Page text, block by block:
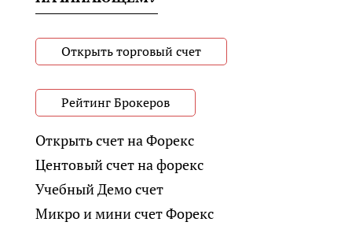
Открыть торговый счет
Рейтинг Брокеров
Открыть счет на Форекс
Центовый счет на форекс
Учебный Демо счет
Микро и мини счет Форекс